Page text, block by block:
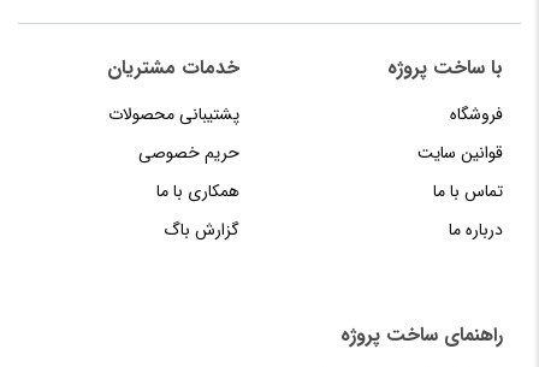
با ساخت پروژه
فروشگاه
قوانین سایت
تماس با ما
درباره ما
خدمات مشتریان
پشتیبانی محصولات
حریم خصوصی
همکاری با ما
گزارش باگ
راهنمای‌‌ ساخت‌ پروژه